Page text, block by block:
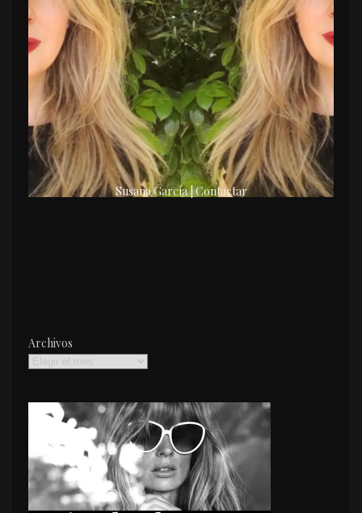
Susana García | Contactar
Archivos